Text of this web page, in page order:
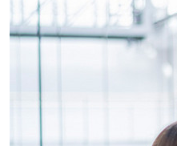
POSITIONEN
VERANSTALTUNGEN
PUBLIKATIONEN